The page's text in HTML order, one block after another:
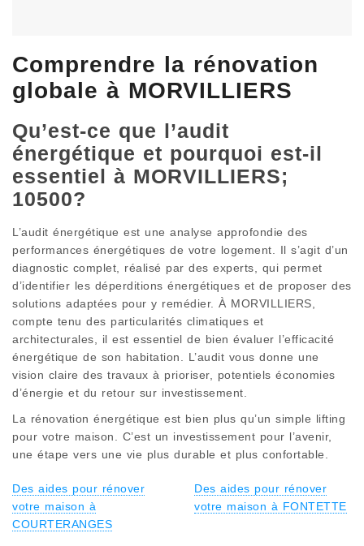
Comprendre la rénovation
globale à MORVILLIERS
Qu’est-ce que l’audit
énergétique et pourquoi est-il
essentiel à MORVILLIERS;
10500?
L’audit énergétique est une analyse approfondie des
performances énergétiques de votre logement. Il s’agit d’un
diagnostic complet, réalisé par des experts, qui permet
d’identifier les déperditions énergétiques et de proposer des
solutions adaptées pour y remédier. À MORVILLIERS,
compte tenu des particularités climatiques et
architecturales, il est essentiel de bien évaluer l’efficacité
énergétique de son habitation. L’audit vous donne une
vision claire des travaux à prioriser, potentiels économies
d’énergie et du retour sur investissement.
La rénovation énergétique est bien plus qu’un simple lifting
pour votre maison. C’est un investissement pour l’avenir,
une étape vers une vie plus durable et plus confortable.
Des aides pour rénover
votre maison à
COURTERANGES
Des aides pour rénover
votre maison à FONTETTE